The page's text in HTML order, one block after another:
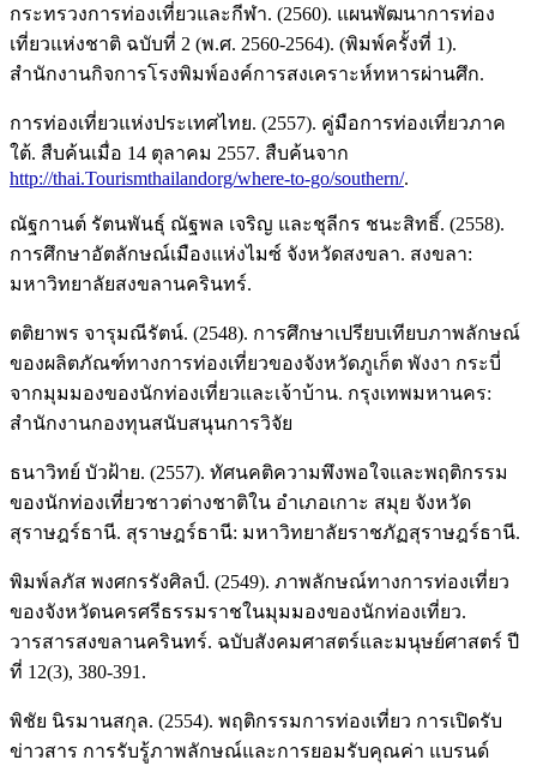
กระทรวงการท่องเที่ยวและกีฬา. (2560). แผนพัฒนาการท่อง
เที่ยวแห่งชาติ ฉบับที่ 2 (พ.ศ. 2560-2564). (พิมพ์ครั้งที่ 1).
สำนักงานกิจการโรงพิมพ์องค์การสงเคราะห์ทหารผ่านศึก.
การท่องเที่ยวแห่งประเทศไทย. (2557). คู่มือการท่องเที่ยวภาค
ใต้. สืบค้นเมื่อ 14 ตุลาคม 2557. สืบค้นจาก
http://thai.Tourismthailandorg/where-to-go/southern/.
ณัฐกานต์ รัตนพันธุ์ ณัฐพล เจริญ และชุลีกร ชนะสิทธิ์. (2558).
การศึกษาอัตลักษณ์เมืองแห่งไมซ์ จังหวัดสงขลา. สงขลา:
มหาวิทยาลัยสงขลานครินทร์.
ตติยาพร จารุมณีรัตน์. (2548). การศึกษาเปรียบเทียบภาพลักษณ์
ของผลิตภัณฑ์ทางการท่องเที่ยวของจังหวัดภูเก็ต พังงา กระบี่
จากมุมมองของนักท่องเที่ยวและเจ้าบ้าน. กรุงเทพมหานคร:
สำนักงานกองทุนสนับสนุนการวิจัย
ธนาวิทย์ บัวฝ้าย. (2557). ทัศนคติความพึงพอใจและพฤติกรรม
ของนักท่องเที่ยวชาวต่างชาติใน อำเภอเกาะ สมุย จังหวัด
สุราษฎร์ธานี. สุราษฎร์ธานี: มหาวิทยาลัยราชภัฏสุราษฎร์ธานี.
พิมพ์ลภัส พงศกรรังศิลป์. (2549). ภาพลักษณ์ทางการท่องเที่ยว
ของจังหวัดนครศรีธรรมราชในมุมมองของนักท่องเที่ยว.
วารสารสงขลานครินทร์. ฉบับสังคมศาสตร์และมนุษย์ศาสตร์ ปี
ที่ 12(3), 380-391.
พิชัย นิรมานสกุล. (2554). พฤติกรรมการท่องเที่ยว การเปิดรับ
ข่าวสาร การรับรู้ภาพลักษณ์และการยอมรับคุณค่า แบรนด์